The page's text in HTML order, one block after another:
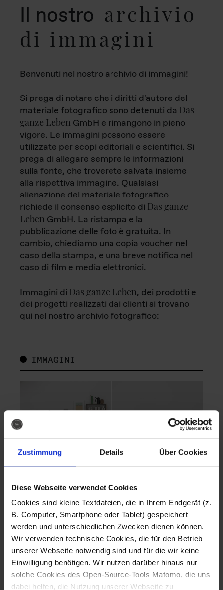
Zustimmung Details Über Cookies
Diese Webseite verwendet Cookies
Cookies sind kleine Textdateien, die in Ihrem Endgerät (z.
B. Computer, Smartphone oder Tablet) gespeichert
werden und unterschiedlichen Zwecken dienen können.
Wir verwenden technische Cookies, die für den Betrieb
unserer Webseite notwendig sind und für die wir keine
Einwilligung benötigen. Wir nutzen darüber hinaus nur
solche Cookies des Open-Source-Tools Matomo, die uns
dabei helfen, die Nutzung unserer Webseite zu
Il nostro archivio
di immagini
Benvenuti nel nostro archivio di immagini!
Si prega di notare che i diritti d'autore del
materiale fotografico sono detenuti da Das
ganze Leben GmbH e rimangono in pieno
vigore. Le immagini possono essere
utilizzate per scopi editoriali e scientifici. Si
prega di allegare sempre le informazioni
sulla fonte, che troverete salvata insieme
alla rispettiva immagine. Qualsiasi
alienazione del materiale fotografico
richiede il consenso esplicito di Das ganze
Leben GmbH. La ristampa e la
pubblicazione delle foto è gratuita. In
cambio, chiediamo una copia voucher nel
caso della stampa, e una breve notifica nel
caso di film e media elettronici.
Immagini di Das ganze Leben, dei prodotti e
dei progetti realizzati dai clienti si trovano
qui nel nostro archivio fotografico:
IMMAGINI
Fotografo: Lorenz
Sternbach
Download
Fotografo: Lorenz
Sternbach
Download